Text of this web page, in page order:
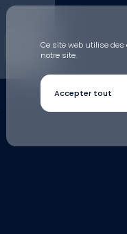
Ce site web utilise
notre site.
Accepter tout